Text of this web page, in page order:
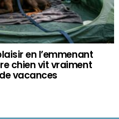
en l’emmenant
chien vit vraiment
vacances